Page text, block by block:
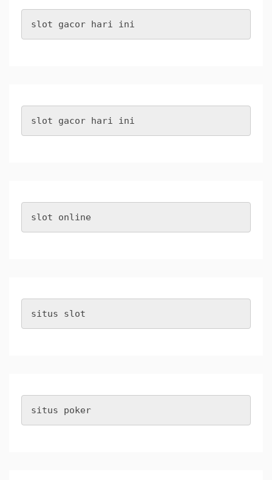
slot gacor hari ini
slot gacor hari ini
slot online
situs slot
situs poker